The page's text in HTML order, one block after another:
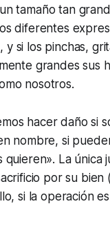
tamaño tan
diferentes
, y si los pinchas,
grandes sus
nosotros.
hacer daño si
nombre, si
quieren». La única
por su bien
si la operación